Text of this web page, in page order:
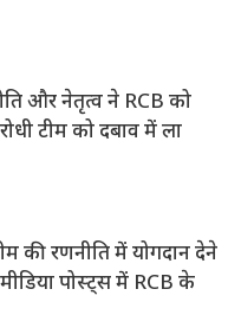
और नेतृत्व ने RCB को
टीम को दबाव में ला
की रणनीति में योगदान देने
पोस्ट्स में RCB के